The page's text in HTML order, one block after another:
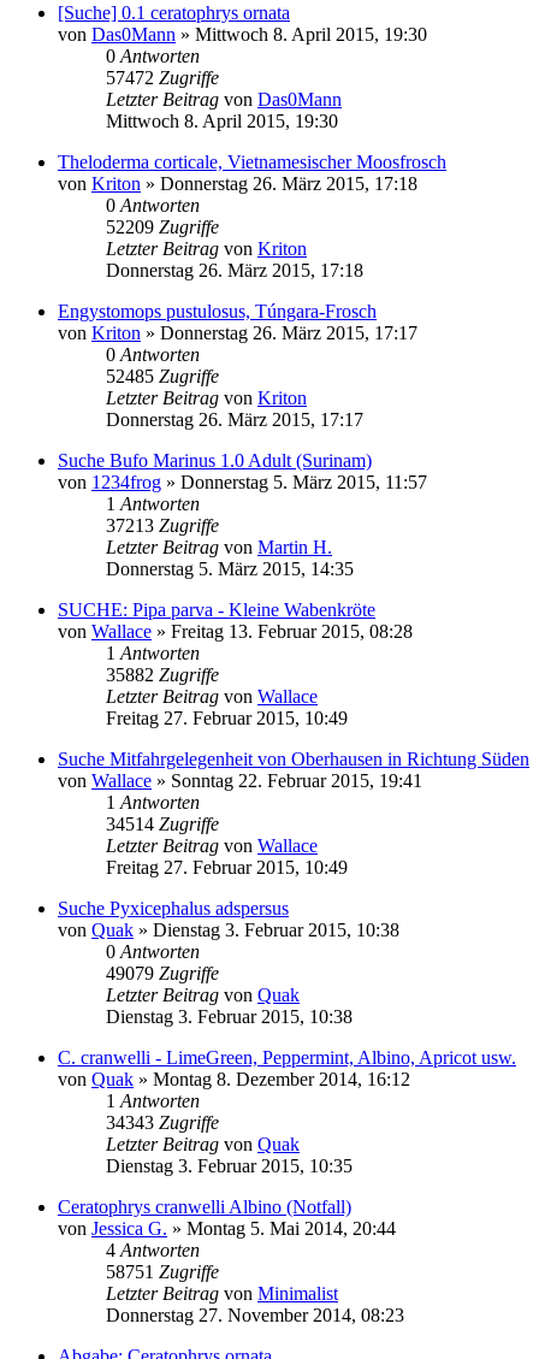
[Suche] 0.1 ceratophrys ornata
von Das0Mann » Mittwoch 8. April 2015, 19:30
0 Antworten
57472 Zugriffe
Letzter Beitrag von Das0Mann
Mittwoch 8. April 2015, 19:30
Theloderma corticale, Vietnamesischer Moosfrosch
von Kriton » Donnerstag 26. März 2015, 17:18
0 Antworten
52209 Zugriffe
Letzter Beitrag von Kriton
Donnerstag 26. März 2015, 17:18
Engystomops pustulosus, Túngara-Frosch
von Kriton » Donnerstag 26. März 2015, 17:17
0 Antworten
52485 Zugriffe
Letzter Beitrag von Kriton
Donnerstag 26. März 2015, 17:17
Suche Bufo Marinus 1.0 Adult (Surinam)
von 1234frog » Donnerstag 5. März 2015, 11:57
1 Antworten
37213 Zugriffe
Letzter Beitrag von Martin H.
Donnerstag 5. März 2015, 14:35
SUCHE: Pipa parva - Kleine Wabenkröte
von Wallace » Freitag 13. Februar 2015, 08:28
1 Antworten
35882 Zugriffe
Letzter Beitrag von Wallace
Freitag 27. Februar 2015, 10:49
Suche Mitfahrgelegenheit von Oberhausen in Richtung Süden
von Wallace » Sonntag 22. Februar 2015, 19:41
1 Antworten
34514 Zugriffe
Letzter Beitrag von Wallace
Freitag 27. Februar 2015, 10:49
Suche Pyxicephalus adspersus
von Quak » Dienstag 3. Februar 2015, 10:38
0 Antworten
49079 Zugriffe
Letzter Beitrag von Quak
Dienstag 3. Februar 2015, 10:38
C. cranwelli - LimeGreen, Peppermint, Albino, Apricot usw.
von Quak » Montag 8. Dezember 2014, 16:12
1 Antworten
34343 Zugriffe
Letzter Beitrag von Quak
Dienstag 3. Februar 2015, 10:35
Ceratophrys cranwelli Albino (Notfall)
von Jessica G. » Montag 5. Mai 2014, 20:44
4 Antworten
58751 Zugriffe
Letzter Beitrag von Minimalist
Donnerstag 27. November 2014, 08:23